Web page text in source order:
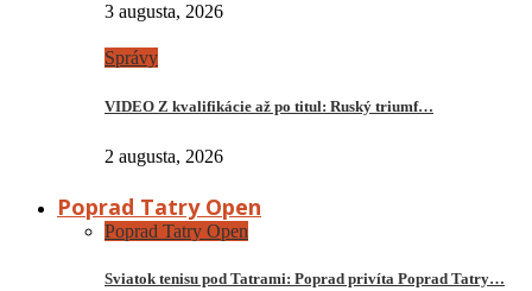
3 augusta, 2026
Správy
VIDEO Z kvalifikácie až po titul: Ruský triumf…
2 augusta, 2026
Poprad Tatry Open
Poprad Tatry Open
Sviatok tenisu pod Tatrami: Poprad privíta Poprad Tatry…